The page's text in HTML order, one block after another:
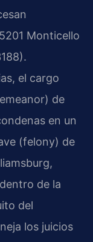
Monticello
el cargo
de
en un
(felony) de
de la
del
los juicios